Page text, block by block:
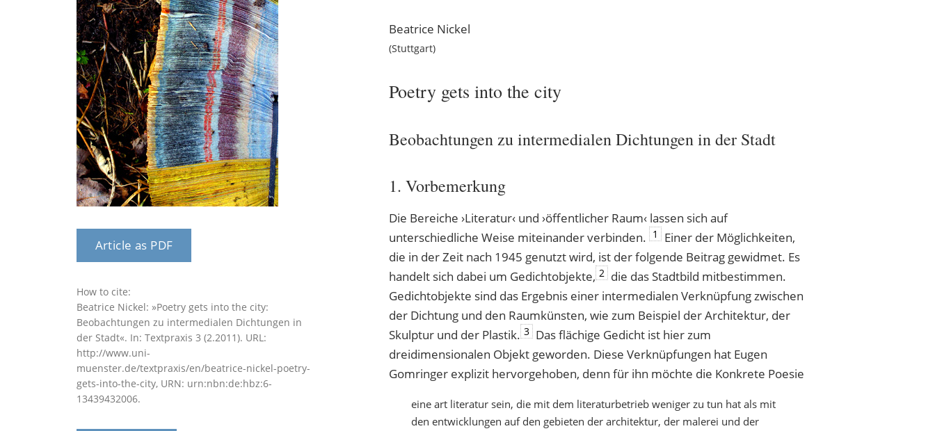
Beatrice Nickel
Stuttgart
Poetry gets into the city
Beobachtungen zu intermedialen Dichtungen in der Stadt
1. Vorbemerkung
Die Bereiche ›Literatur‹ und ›öffentlicher Raum‹ lassen sich auf
unterschiedliche Weise miteinander verbinden. 1
Einer der Möglichkeiten,
die in der Zeit nach 1945 genutzt wird, ist der folgende Beitrag gewidmet. Es
handelt sich dabei um Gedichtobjekte, 2 die das Stadtbild mitbestimmen.
Gedichtobjekte sind das Ergebnis einer intermedialen Verknüpfung zwischen
der Dichtung und den Raumkünsten, wie zum Beispiel der Architektur, der
Skulptur und der Plastik. 3 Das flächige Gedicht ist hier zum
dreidimensionalen Objekt geworden. Diese Verknüpfungen hat Eugen
Gomringer explizit hervorgehoben, denn für ihn möchte die Konkrete Poesie
eine art literatur sein, die mit dem literaturbetrieb weniger zu tun hat als mit
den entwicklungen auf den gebieten der architektur, der malerei und der
Article as PDF
How to cite:
Beatrice Nickel: »Poetry gets into the city:
Beobachtungen zu intermedialen Dichtungen in
der Stadt«. In: Textpraxis 3 (2.2011). URL:
http://www.uni-
muenster.de/textpraxis/en/beatrice-nickel-poetry-
gets-into-the-city, URN: urn:nbn:de:hbz:6-
13439432006.